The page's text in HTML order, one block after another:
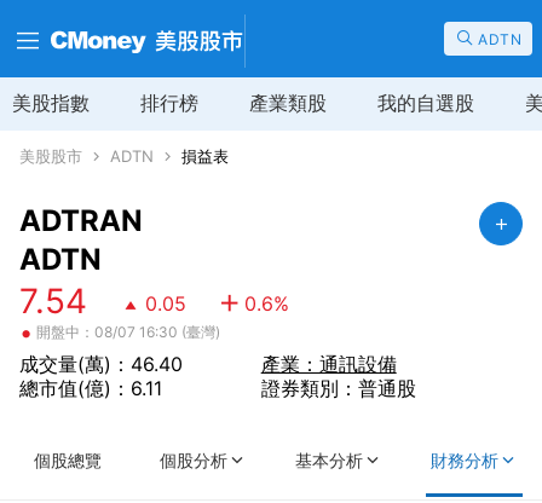
ADTN
美股指數 排行榜 產業類股 我的自選股
美股股市 ADTN 損益表
ADTRAN
ADTN
7.54 0.05 0.6%
• 開盤中：08/07 16:30 (臺灣)
成交量(萬)：46.40
總市值(億)：6.11
產業：通訊設備
證券類別：普通股
個股總覽 個股分析 基本分析 財務分析